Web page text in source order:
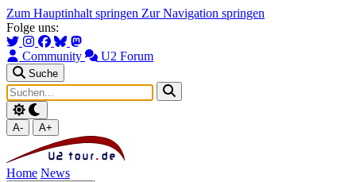
Zum Hauptinhalt springen Zur Navigation springen
Folge uns:
Community U2 Forum
Suche
A- A+
Home News